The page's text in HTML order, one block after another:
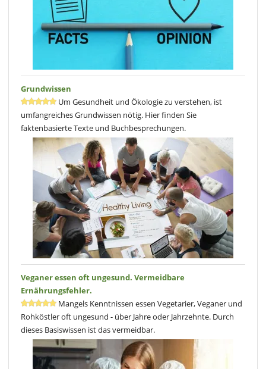
neuartige Möglichkeiten für die Smoothie-Zubereitung sowie dessen,
was auf Basis eines Smoothies zum Dippen, Weglöffeln und
Streichen herstellbar ist.
Buchbesprechung von Luise Völlm
Grundwissen
Um Gesundheit und Ökologie zu verstehen, ist
umfangreiches Grundwissen nötig. Hier finden Sie
faktenbasierte Texte und Buchbesprechungen.
Veganer essen oft ungesund. Vermeidbare
Ernährungsfehler.
Mangels Kenntnissen essen Vegetarier, Veganer und
Rohköstler oft ungesund - über Jahre oder Jahrzehnte. Durch
dieses Basiswissen ist das vermeidbar.